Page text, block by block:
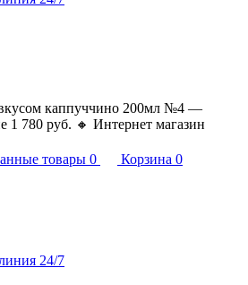
каппуччино 200мл №4 —
1 780 руб. 🔸 Интернет магазин
товары 0 Корзина 0
24/7